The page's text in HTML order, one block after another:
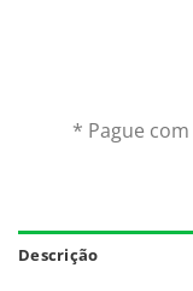
* Pague
Descrição